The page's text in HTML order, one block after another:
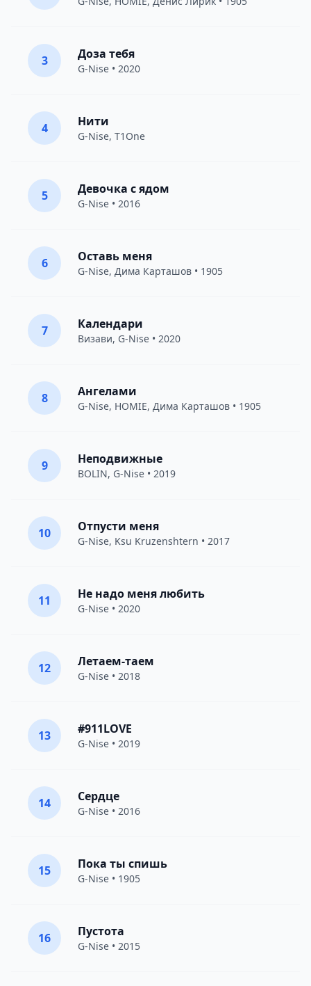
3 Доза тебя
G-Nise • 2020
4 Нити
G-Nise, T1One
5 Девочка с ядом
G-Nise • 2016
6 Оставь меня
G-Nise, Дима Карташов • 1905
7 Календари
Визави, G-Nise • 2020
8 Ангелами
G-Nise, HOMIE, Дима Карташов • 1905
9 Неподвижные
BOLIN, G-Nise • 2019
10 Отпусти меня
G-Nise, Ksu Kruzenshtern • 2017
11 Не надо меня любить
G-Nise • 2020
12 Летаем-таем
G-Nise • 2018
13 #911LOVE
G-Nise • 2019
14 Сердце
G-Nise • 2016
15 Пока ты спишь
G-Nise • 1905
16 Пустота
G-Nise • 2015